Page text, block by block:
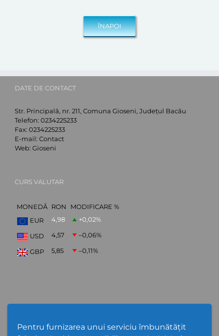
Pentru furnizarea unui serviciu îmbunătățit
DATE DE CONTACT
Str. Principală, nr. 211, Comuna Gioseni, Județul Bacău
Telefon: 0234225233
Fax: 0234225233
E-mail: Contact
Web: Gioseni
CURS VALUTAR
MONEDĂ RON
MODIFICARE %
EUR
4,98 +0,02%
USD 4,57 –0,06%
GBP 5,85 –0,11%